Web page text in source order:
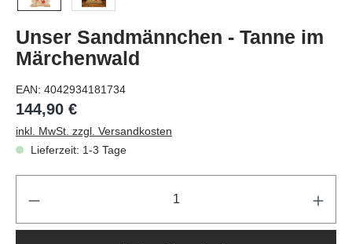
Unser Sandmännchen - Tanne im
Märchenwald
EAN: 4042934181734
144,90 €
inkl. MwSt. zzgl. Versandkosten
Lieferzeit: 1-3 Tage